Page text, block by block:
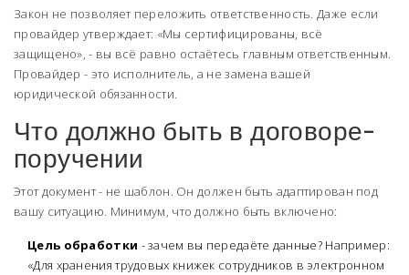
Закон не позволяет переложить ответственность. Даже если
провайдер утверждает: «Мы сертифицированы, всё
защищено», - вы всё равно остаётесь главным ответственным.
Провайдер - это исполнитель, а не замена вашей
юридической обязанности.
Что должно быть в договоре-
поручении
Этот документ - не шаблон. Он должен быть адаптирован под
вашу ситуацию. Минимум, что должно быть включено:
Цель обработки - зачем вы передаёте данные? Например:
«Для хранения трудовых книжек сотрудников в электронном